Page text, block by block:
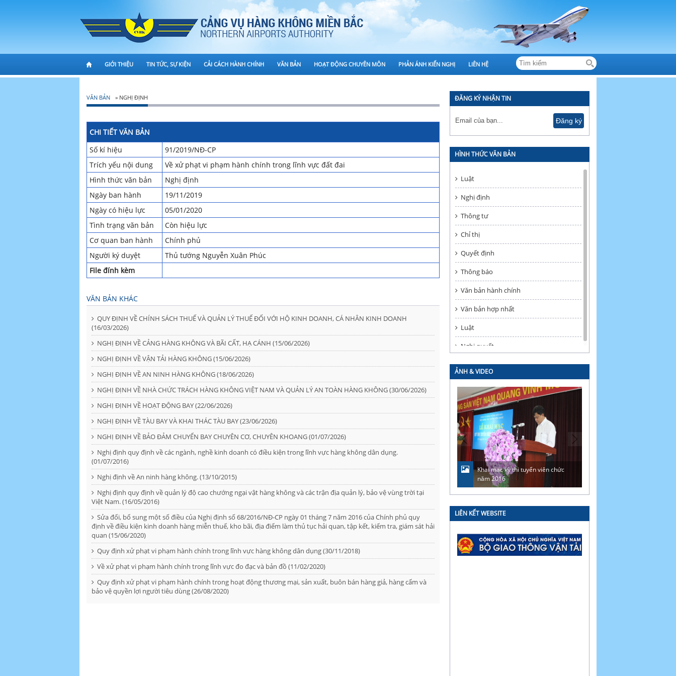
GIỚI THIỆU TIN TỨC, SỰ KIỆN CẢI CÁCH HÀNH CHÍNH VĂN BẢN HOẠT ĐỘNG CHUYÊN MÔN PHẢN ÁNH KIẾN NGHỊ LIÊN HỆ
VĂN BẢN » NGHỊ ĐỊNH
CHI TIẾT VĂN BẢN
Số kí hiệu
91/2019/NĐ-CP
Trích yếu nội dung
Về xử phạt vi phạm hành chính trong lĩnh vực đất đai
Hình thức văn bản
Nghị định
Ngày ban hành
19/11/2019
Ngày có hiệu lực
05/01/2020
Tình trạng văn bản
Còn hiệu lực
Cơ quan ban hành
Chính phủ
Người ký duyệt
Thủ tướng Nguyễn Xuân Phúc
File đính kèm
VĂN BẢN KHÁC
QUY ĐỊNH VỀ CHÍNH SÁCH THUẾ VÀ QUẢN LÝ THUẾ ĐỐI VỚI HỘ KINH DOANH, CÁ NHÂN KINH DOANH
(16/03/2026)
NGHỊ ĐỊNH VỀ CẢNG HÀNG KHÔNG VÀ BÃI CẤT, HẠ CÁNH (15/06/2026)
NGHỊ ĐỊNH VỀ VẬN TẢI HÀNG KHÔNG (15/06/2026)
NGHỊ ĐỊNH VỀ AN NINH HÀNG KHÔNG (18/06/2026)
NGHỊ ĐỊNH VỀ NHÀ CHỨC TRÁCH HÀNG KHÔNG VIỆT NAM VÀ QUẢN LÝ AN TOÀN HÀNG KHÔNG (30/06/2026)
NGHỊ ĐỊNH VỀ HOẠT ĐỘNG BAY (22/06/2026)
NGHỊ ĐỊNH VỀ TÀU BAY VÀ KHAI THÁC TÀU BAY (23/06/2026)
NGHỊ ĐỊNH VỀ BẢO ĐẢM CHUYỂN BAY CHUYÊN CƠ, CHUYÊN KHOANG (01/07/2026)
Nghị định quy định về các ngành, nghề kinh doanh có điều kiện trong lĩnh vực hàng không dân dụng.
(01/07/2016)
Nghị định về An ninh hàng không. (13/10/2015)
Nghị định quy định về quản lý độ cao chướng ngại vật hàng không và các trận địa quản lý, bảo vệ vùng trời tại
Việt Nam. (16/05/2016)
Sửa đổi, bổ sung một số điều của Nghị định số 68/2016/NĐ-CP ngày 01 tháng 7 năm 2016 của Chính phủ quy
định về điều kiện kinh doanh hàng miễn thuế, kho bãi, địa điểm làm thủ tục hải quan, tập kết, kiểm tra, giám sát hải
quan (15/06/2020)
Quy định xử phạt vi phạm hành chính trong lĩnh vực hàng không dân dụng (30/11/2018)
Về xử phạt vi phạm hành chính trong lĩnh vực đo đạc và bản đồ (11/02/2020)
Quy định xử phạt vi phạm hành chính trong hoạt động thương mại, sản xuất, buôn bán hàng giả, hàng cấm và
bảo vệ quyền lợi người tiêu dùng (26/08/2020)
ĐĂNG KÝ NHẬN TIN
HÌNH THỨC VĂN BẢN
Luật
Nghị định
Thông tư
Chỉ thị
Quyết định
Thông báo
Văn bản hành chính
Văn bản hợp nhất
Luật
Nghị quyết
ẢNH & VIDEO
Khai mạc kỳ thi tuyển viên chức
năm 2016
LIÊN KẾT WEBSITE